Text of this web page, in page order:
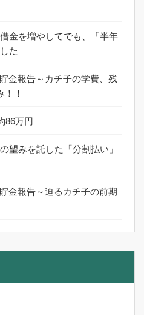
金を増やしてでも、「半年
た
金報告～カチ子の学費、残
！！
86万円
望みを託した「分割払い」
金報告～迫るカチ子の前期